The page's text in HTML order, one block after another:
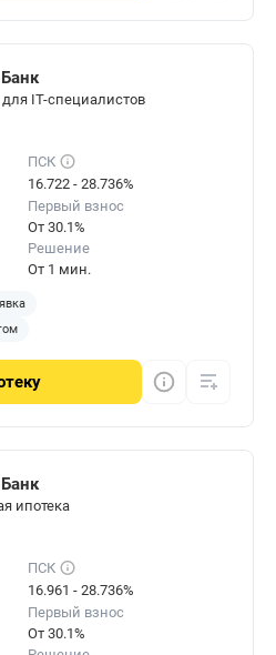
для IT-специалистов
ПСК
16.722 - 28.736%
Первый взнос
От 30.1%
Решение
От 1 мин.
ипотека
ПСК
16.961 - 28.736%
Первый взнос
От 30.1%